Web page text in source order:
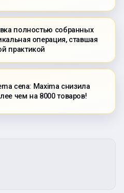
полностью собранных
операция, ставшая
практикой
cena: Maxima снизила
чем на 8000 товаров!